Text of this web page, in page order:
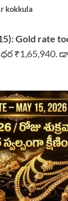
kokkula
Gold rate